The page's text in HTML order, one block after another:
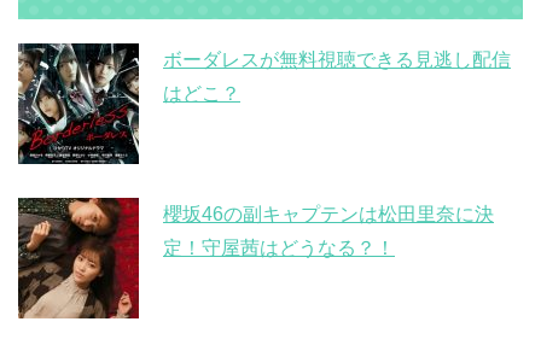
ボーダレスが無料視聴できる見逃し配信
はどこ？
櫻坂46の副キャプテンは松田里奈に決
定！守屋茜はどうなる？！